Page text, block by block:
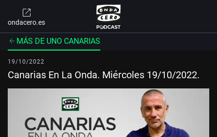
ondacero.es
MÁS DE UNO CANARIAS
19/10/2022
Canarias En La Onda. Miércoles 19/10/2022.